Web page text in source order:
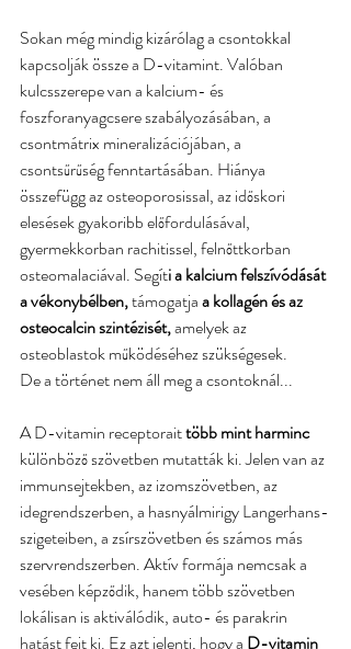
Sokan még mindig kizárólag a csontokkal
kapcsolják össze a D-vitamint. Valóban
kulcsszerepe van a kalcium- és
foszforanyagcsere szabályozásában, a
csontmátrix mineralizációjában, a
csontsűrűség fenntartásában. Hiánya
összefügg az osteoporosissal, az időskori
elesések gyakoribb előfordulásával,
gyermekkorban rachitissel, felnőttkorban
osteomalaciával. Segíti a kalcium felszívódását
a vékonybélben, támogatja a kollagén és az
osteocalcin szintézisét, amelyek az
osteoblastok működéséhez szükségesek.
De a történet nem áll meg a csontoknál...
A D-vitamin receptorait több mint harminc
különböző szövetben mutatták ki. Jelen van az
immunsejtekben, az izomszövetben, az
idegrendszerben, a hasnyálmirigy Langerhans-
szigeteiben, a zsírszövetben és számos más
szervrendszerben. Aktív formája nemcsak a
vesében képződik, hanem több szövetben
lokálisan is aktiválódik, auto- és parakrin
hatást fejt ki. Ez azt jelenti, hogy a D-vitamin